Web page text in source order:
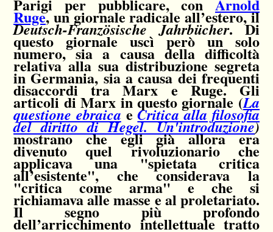
Parigi per pubblicare, conArnold
Ruge, un giornale radicale all’estero, il
Deutsch-Französische Jahrbücher. Di
questo giornale uscì però un solo
numero, sia a causa della difficoltà
relativa alla sua distribuzione segreta
in Germania, sia a causa dei frequenti
disaccordi tra Marx e Ruge. Gli
articoli di Marx in questo giornale (La
questione ebraicaeCritica alla filosofia
del diritto di Hegel. Un'introduzione)
mostrano che egli già allora era
divenuto quel rivoluzionario che
applicava una "spietata critica
all’esistente", che considerava la
"critica come arma" e che si
richiamava alle masse e al proletariato.
Il segno più profondo
dell’arricchimento intellettuale tratto